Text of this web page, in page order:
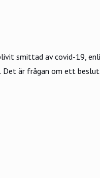
smittad av covid-19,
Det är frågan om ett